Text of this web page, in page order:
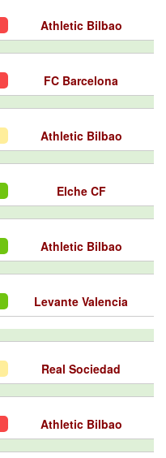
Athletic Bilbao
FC Barcelona
Athletic Bilbao
Elche CF
Athletic Bilbao
Levante Valencia
Real Sociedad
Athletic Bilbao